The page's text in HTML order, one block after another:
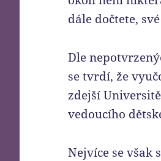
dále dočtete,
Dle
se tvrdí, že
zdejší
vedoucího
Nejvíce se však